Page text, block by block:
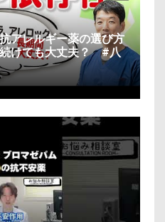
アレルギー薬の選び方
けても大丈夫？ #八